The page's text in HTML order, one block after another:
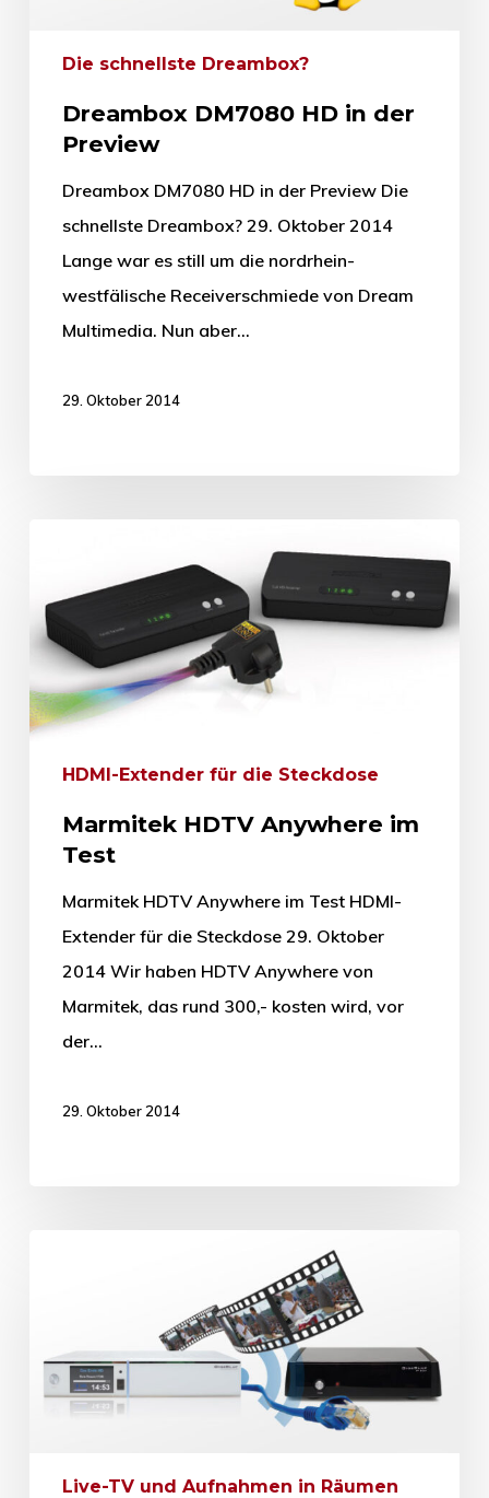
Die schnellste Dreambox?
Dreambox DM7080 HD in der
Preview
Dreambox DM7080 HD in der Preview Die
schnellste Dreambox? 29. Oktober 2014
Lange war es still um die nordrhein-
westfälische Receiverschmiede von Dream
Multimedia. Nun aber…
29. Oktober 2014
HDMI-Extender für die Steckdose
Marmitek HDTV Anywhere im
Test
Marmitek HDTV Anywhere im Test HDMI-
Extender für die Steckdose 29. Oktober
2014 Wir haben HDTV Anywhere von
Marmitek, das rund 300,- kosten wird, vor
der…
29. Oktober 2014
Live-TV und Aufnahmen in Räumen